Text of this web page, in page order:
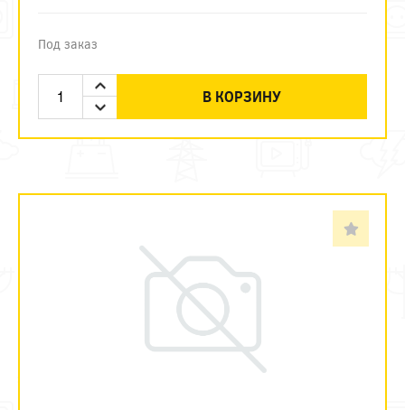
Под заказ
В КОРЗИНУ